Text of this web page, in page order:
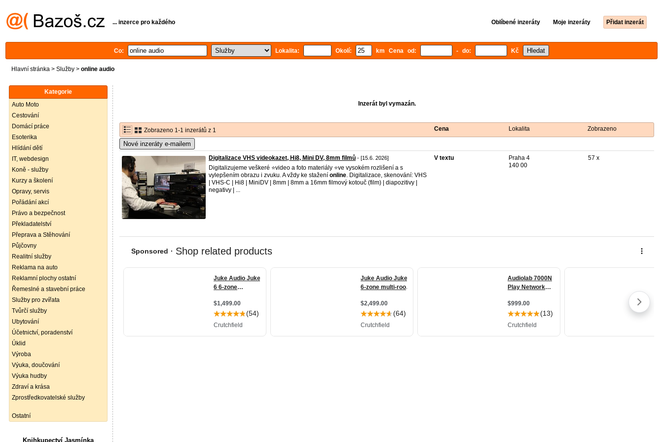
... inzerce pro každého Oblíbené inzeráty Moje inzeráty Přidat inzerát
Co: Lokalita: Okolí: km Cena od: - do: Kč
Hlavní stránka > Služby > online audio
Kategorie
Auto Moto
Cestování
Domácí práce
Esoterika
Hlídání dětí
IT, webdesign
Koně - služby
Kurzy a školení
Opravy, servis
Pořádání akcí
Právo a bezpečnost
Překladatelství
Přeprava a Stěhování
Půjčovny
Realitní služby
Reklama na auto
Reklamní plochy ostatní
Řemeslné a stavební práce
Služby pro zvířata
Tvůrčí služby
Ubytování
Účetnictví, poradenství
Úklid
Výroba
Výuka, doučování
Výuka hudby
Zdraví a krása
Zprostředkovatelské služby
Ostatní
Knihkupectví Jasmínka
Inzerát byl vymazán.
Zobrazeno 1-1 inzerátů z 1 Cena Lokalita Zobrazeno
Nové inzeráty e-mailem
Digitalizace VHS videokazet, Hi8, Mini DV, 8mm filmů - [15.6. 2026]
Digitalizujeme veškeré ⭐video a foto materiály ⭐ve vysokém rozlišení a s
vylepšením obrazu i zvuku. A vždy ke stažení online. Digitalizace, skenování: VHS
| VHS-C | Hi8 | MiniDV | 8mm | 8mm a 16mm filmový kotouč (film) | diapozitivy |
negativy | ...
V textu
Praha 4
140 00
57 x